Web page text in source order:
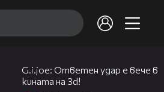
G.i.joe: Ответен удар е вече в
кината на 3d!